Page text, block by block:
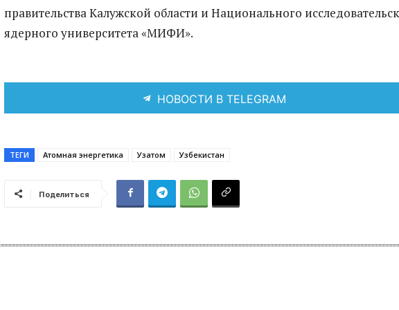
правительства Калужской области и Национального
ядерного университета «МИФИ».
НОВОСТИ В TELEGRAM
ТЕГИ Атомная энергетика Узатом Узбекистан
Поделиться